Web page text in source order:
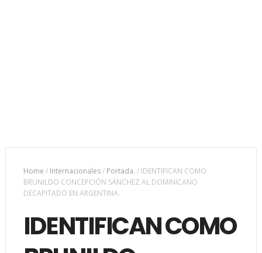
Home / Internacionales/ Portada. / IDENTIFICAN COMO
BRUNILDO CONCEPCIÓN SÁNCHEZ AL DOMINICANO
DECAPITADO EN ARGENTINA.
IDENTIFICAN COMO